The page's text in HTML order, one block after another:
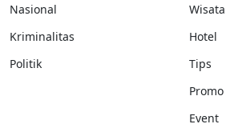
Nasional
Kriminalitas
Politik
Wisata
Hotel
Tips
Promo
Event